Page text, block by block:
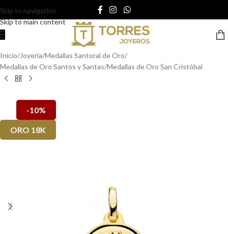
Skip to navigation
Skip to main content
Inicio/Joyería/Medallas Santoral de Oro/
Medallas de Oro Santos y Santas/Medallas de Oro San Cristóbal
-10%
ORO 18K